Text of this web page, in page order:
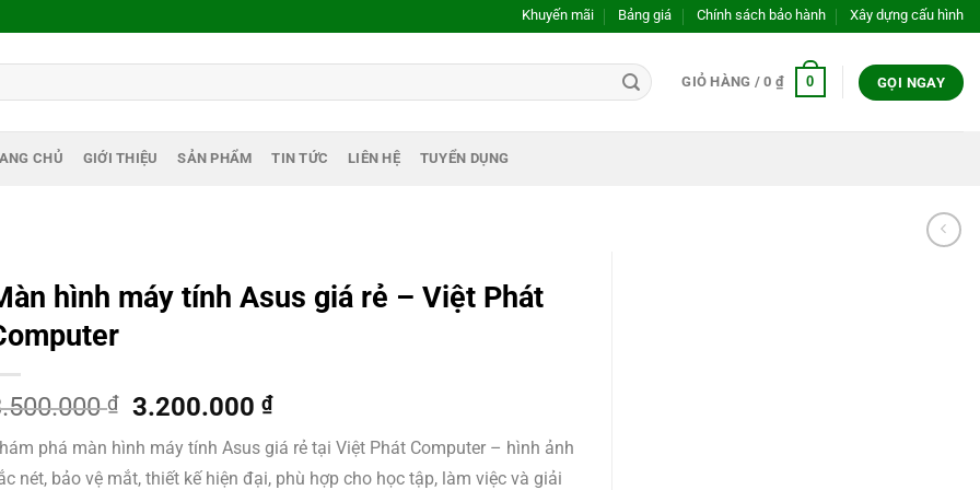
Khuyến mãi Bảng giá Chính sách bảo hành Xây dựng cấu hình
GIỎ HÀNG /0 ₫ 0 GỌI NGAY
CHỦ GIỚI THIỆU SẢN PHẨM TIN TỨC LIÊN HỆ TUYỂN DỤNG
hình máy tính Asus giá rẻ – Việt Phát
₫
Giá
là:
3.200.000₫Giá
hiện
tại
phá màn hình máy tính Asus giá rẻ tại Việt Phát Computer – hình ảnh
nét, bảo vệ mắt, thiết kế hiện đại, phù hợp cho học tập, làm việc và giải